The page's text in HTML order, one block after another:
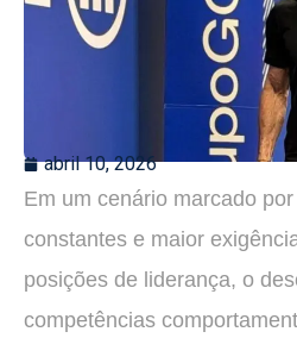
abril 10, 2026
Em um cenário marcado
constantes e maior
posições de liderança, o
competências